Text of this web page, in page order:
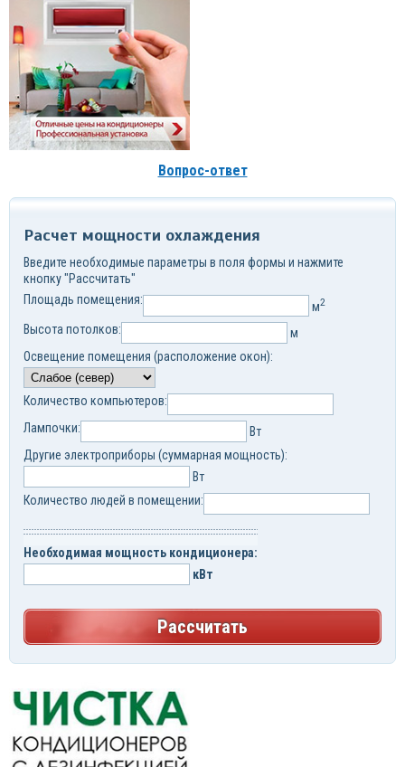
Вопрос-ответ
Расчет мощности охлаждения
Введите необходимые параметры в поля формы и нажмите
кнопку "Рассчитать"
Площадь помещения:
м2
Высота потолков:
м
Освещение помещения (расположение окон):
Количество компьютеров:
Лампочки:
Вт
Другие электроприборы (суммарная мощность):
Вт
Количество людей в помещении:
Необходимая мощность кондиционера:
кВт
Рассчитать